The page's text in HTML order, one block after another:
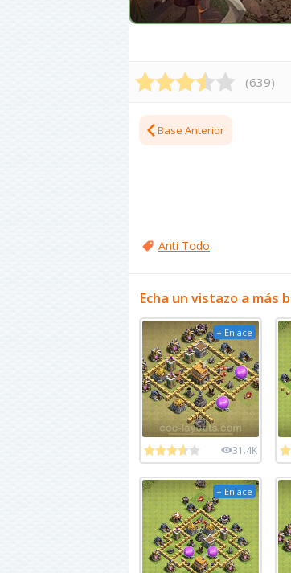
(639)
Base Anterior
Anti Todo
Echa un vistazo a más
+ Enlace
31.4K
+ Enlace